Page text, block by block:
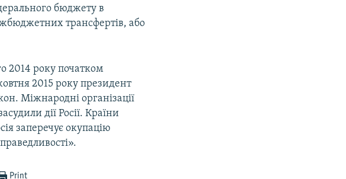
бюджету в
трансфертів, або
2014 року початком
2015 року президент
Міжнародні організації
дії Росії. Країни
заперечує окупацію
Print